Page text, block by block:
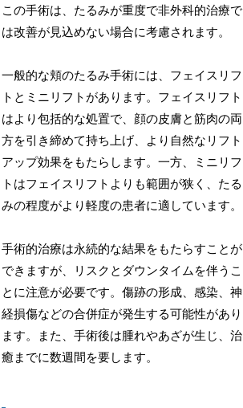
この手術は、たるみが重度で非外科的治療で
は改善が見込めない場合に考慮されます。
一般的な頬のたるみ手術には、フェイスリフ
トとミニリフトがあります。フェイスリフト
はより包括的な処置で、顔の皮膚と筋肉の両
方を引き締めて持ち上げ、より自然なリフト
アップ効果をもたらします。一方、ミニリフ
トはフェイスリフトよりも範囲が狭く、たる
みの程度がより軽度の患者に適しています。
手術的治療は永続的な結果をもたらすことが
できますが、リスクとダウンタイムを伴うこ
とに注意が必要です。傷跡の形成、感染、神
経損傷などの合併症が発生する可能性があり
ます。また、手術後は腫れやあざが生じ、治
癒までに数週間を要します。